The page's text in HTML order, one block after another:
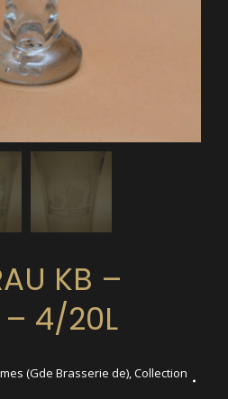
KB –
– 4/20L
(Gde Brasserie de) Collection